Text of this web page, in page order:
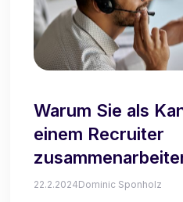
Warum Sie als
einem Recruiter
22.2.2024Dominic Sponholz